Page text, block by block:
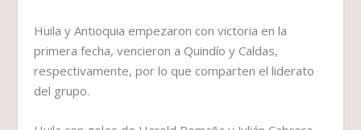
Huila y Antioquia empezaron con victoria en la
primera fecha, vencieron a Quindío y Caldas,
respectivamente, por lo que comparten el liderato
del grupo.